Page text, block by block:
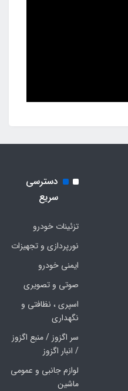
دسترسی
سریع
تزئینات خودرو
نورپردازی و تجهیزات
ایمنی خودرو
صوتی و تصویری
اسپری ، نظافتی و
نگهداری
سر اگزوز / منبع اگزوز
/ انبار اگزوز
لوازم جانبی و عمومی
ماشین